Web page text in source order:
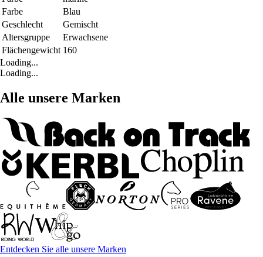
Farbe
Blau
Geschlecht
Gemischt
Altersgruppe
Erwachsene
Flächengewicht 160
Loading...
Loading...
Alle unsere Marken
Entdecken Sie alle unsere Marken